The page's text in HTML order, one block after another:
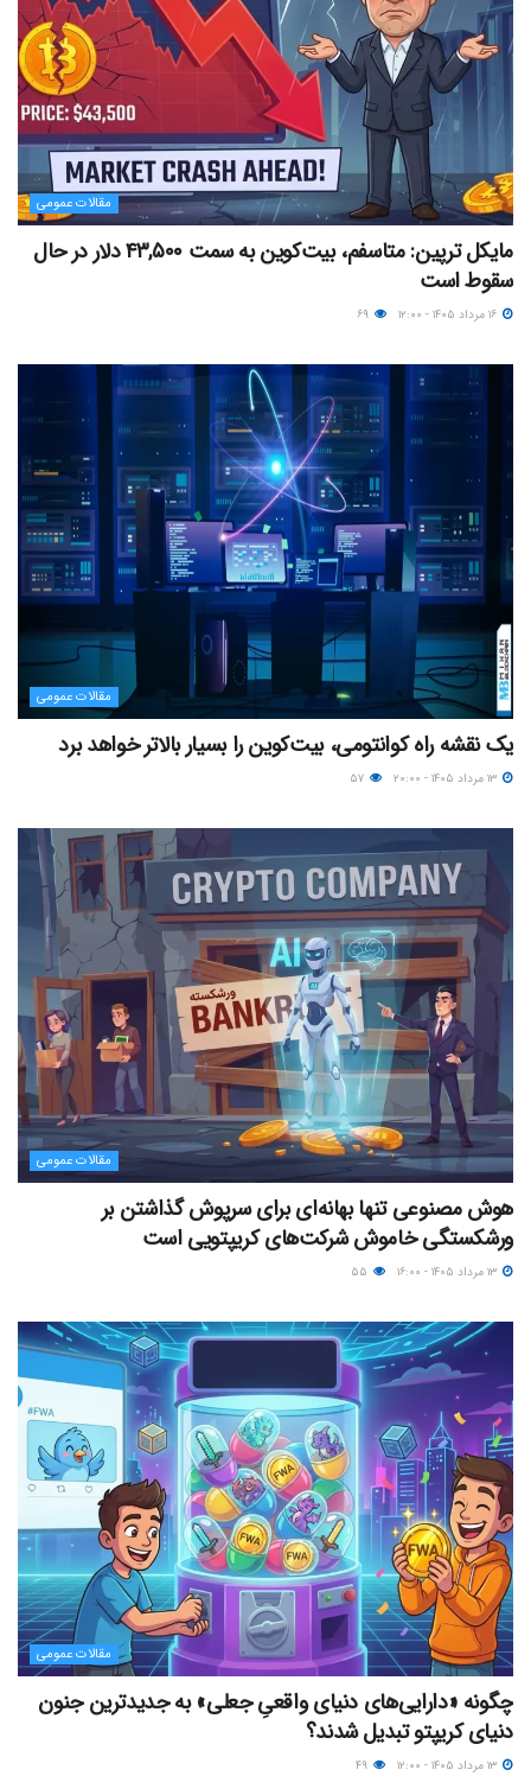
مقالات عمومی
مایکل ترپین: متاسفم، بیت‌کوین به سمت ۴۳,۵۰۰ دلار در حال
سقوط است
مقالات عمومی
یک نقشه راه کوانتومی، بیت‌کوین را بسیار بالاتر خواهد برد
مقالات عمومی
هوش مصنوعی تنها بهانه‌ای برای سرپوش گذاشتن بر
ورشکستگی خاموش شرکت‌های کریپتویی است
مقالات عمومی
چگونه «دارایی‌های دنیای واقعیِ جعلی» به جدیدترین جنون
دنیای کریپتو تبدیل شدند؟